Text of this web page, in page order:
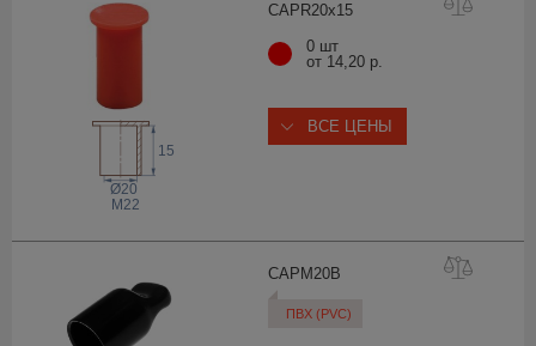
CAPR20x15
15
Ø20
M22
0 шт
от 14,20 р.
ВСЕ ЦЕНЫ
CAPM20B
ПВХ (PVC)